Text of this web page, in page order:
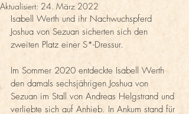
Aktualisiert: 24. März 2022
Isabell Werth und ihr Nachwuchspferd
Joshua von Sezuan sicherten sich den
zweiten Platz einer S*-Dressur.
Im Sommer 2020 entdeckte Isabell Werth
den damals sechsjährigen Joshua von
Sezuan im Stall von Andreas Helgstrand und
verliebte sich auf Anhieb. In Ankum stand für